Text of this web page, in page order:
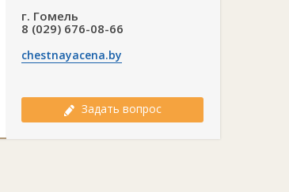
г. Гомель
8 (029) 676-08-66
chestnayacena.by
Задать вопрос